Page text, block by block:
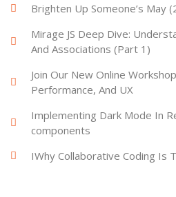
Brighten Up Someone’s May
Mirage JS Deep Dive:
And Associations (Part 1)
Join Our New Online
Performance, And UX
Implementing Dark Mode In
components
IWhy Collaborative Coding Is